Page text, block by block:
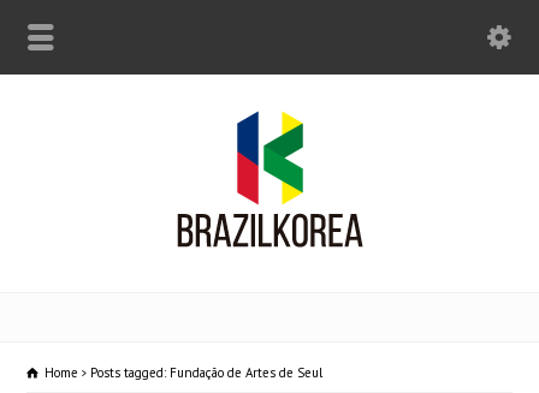
Home Posts tagged: Fundação de Artes de Seul